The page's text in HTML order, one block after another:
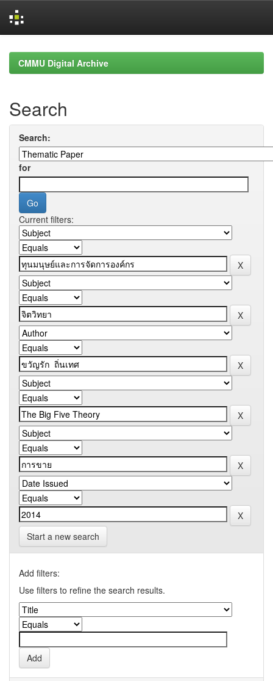
navigationCMMU Digital Archive
Search
Search:
for
Current filters:
Start a new search
Add filters:
Use filters to refine the search results.